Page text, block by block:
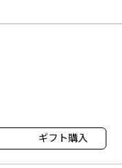
ギフト購入